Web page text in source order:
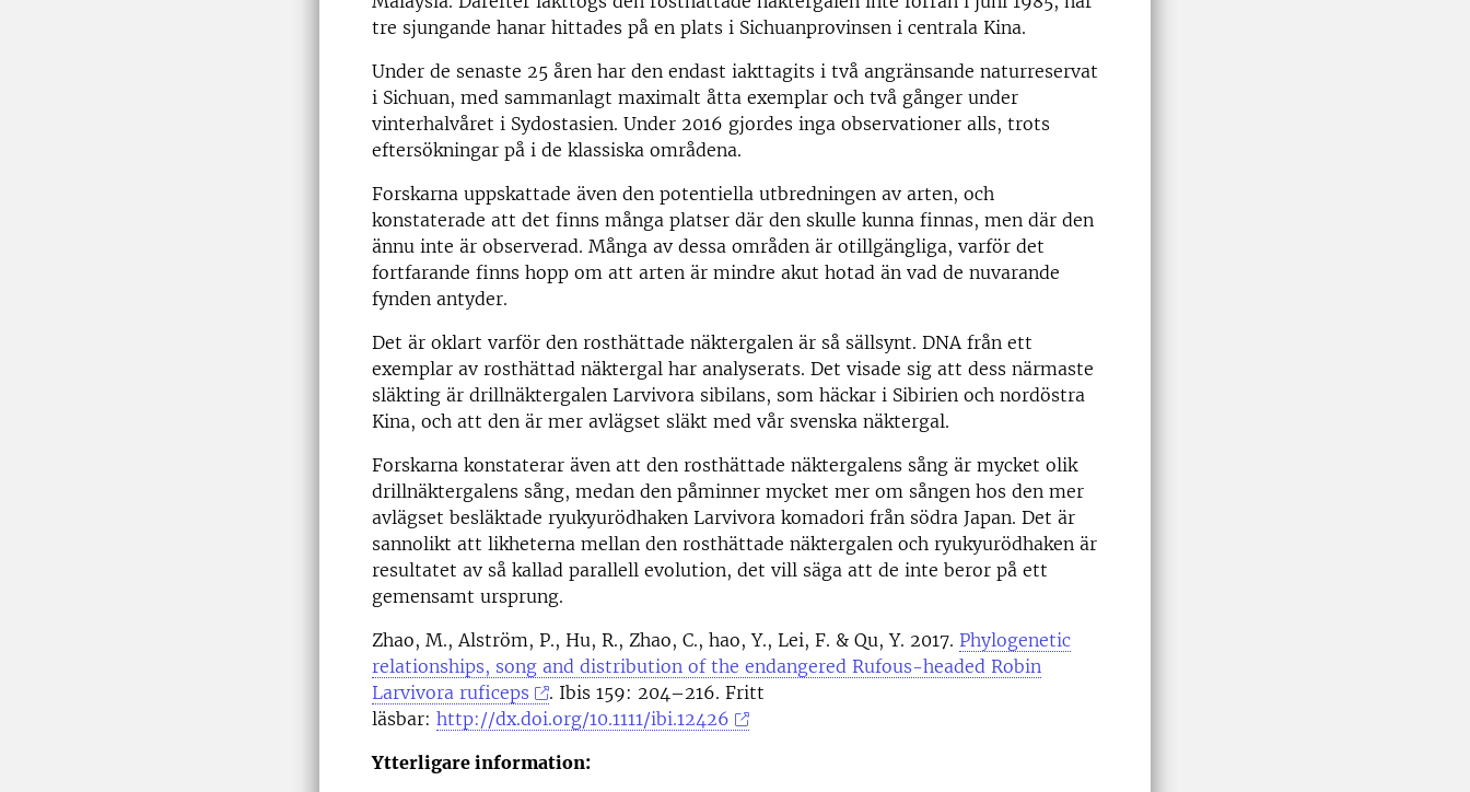
tre sjungande hanar hittades på en plats i Sichuanprovinsen i centrala Kina.
Under de senaste 25 åren har den endast iakttagits i två angränsande naturreservat
i Sichuan, med sammanlagt maximalt åtta exemplar och två gånger under
vinterhalvåret i Sydostasien. Under 2016 gjordes inga observationer alls, trots
eftersökningar på i de klassiska områdena.
Forskarna uppskattade även den potentiella utbredningen av arten, och
konstaterade att det finns många platser där den skulle kunna finnas, men där den
ännu inte är observerad. Många av dessa områden är otillgängliga, varför det
fortfarande finns hopp om att arten är mindre akut hotad än vad de nuvarande
fynden antyder.
Det är oklart varför den rosthättade näktergalen är så sällsynt. DNA från ett
exemplar av rosthättad näktergal har analyserats. Det visade sig att dess närmaste
släkting är drillnäktergalen Larvivora sibilans, som häckar i Sibirien och nordöstra
Kina, och att den är mer avlägset släkt med vår svenska näktergal.
Forskarna konstaterar även att den rosthättade näktergalens sång är mycket olik
drillnäktergalens sång, medan den påminner mycket mer om sången hos den mer
avlägset besläktade ryukyurödhaken Larvivora komadori från södra Japan. Det är
sannolikt att likheterna mellan den rosthättade näktergalen och ryukyurödhaken är
resultatet av så kallad parallell evolution, det vill säga att de inte beror på ett
gemensamt ursprung.
Zhao, M., Alström, P., Hu, R., Zhao, C., hao, Y., Lei, F. & Qu, Y. 2017. Phylogenetic
relationships, song and distribution of the endangered Rufous-headed Robin
Larvivora ruficeps
. Ibis 159: 204–216. Fritt
läsbar: http://dx.doi.org/10.1111/ibi.12426
Ytterligare information: